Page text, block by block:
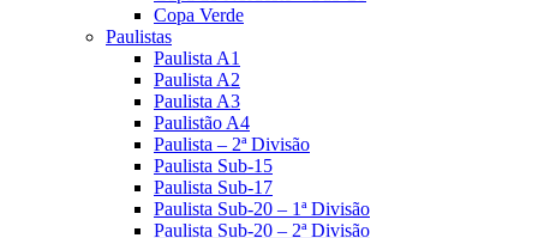
Copa Verde
Paulistas
Paulista A1
Paulista A2
Paulista A3
Paulistão A4
Paulista – 2ª Divisão
Paulista Sub-15
Paulista Sub-17
Paulista Sub-20 – 1ª Divisão
Paulista Sub-20 – 2ª Divisão